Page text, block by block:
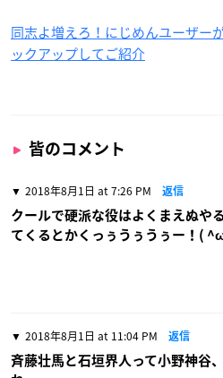
同志よ増えろ！にじめんユーザー
ックアップしてご紹介
皆のコメント
2018年8月1日 at 7:26 PM 返信
クールで硬派な役はよくまえぬや
てくるとかくっぅうぅうぅー！(
2018年8月1日 at 11:04 PM 返信
斉藤壮馬と石垣界人って小野神谷